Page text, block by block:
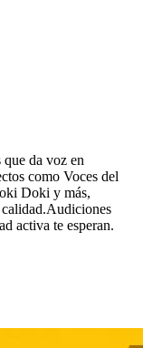
da voz en
como Voces del
Doki y más,
activa te esperan.